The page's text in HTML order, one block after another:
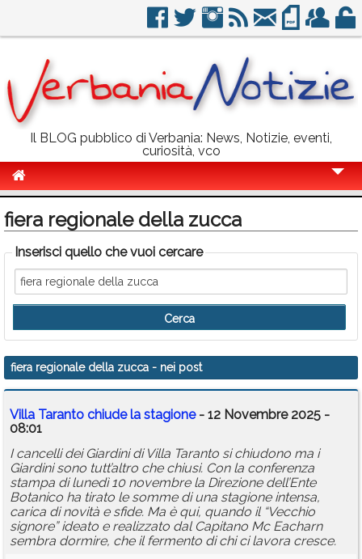
Il BLOG pubblico di Verbania: News, Notizie, eventi,
curiosità, vco
Politica
Sport
Eventi
Info Utili
Rubriche
Calendario
Annunci
fiera regionale della zucca
Inserisci quello che vuoi cercare
fiera regionale della zucca - nei post
Villa Taranto chiude la stagione- 12 Novembre 2025 -
08:01
I cancelli dei Giardini di Villa Taranto si chiudono ma i
Giardini sono tutt’altro che chiusi. Con la conferenza
stampa di lunedì 10 novembre la Direzione dell’Ente
Botanico ha tirato le somme di una stagione intensa,
carica di novità e sfide. Ma è qui, quando il “Vecchio
signore” ideato e realizzato dal Capitano Mc Eacharn
sembra dormire, che il fermento di chi ci lavora cresce.